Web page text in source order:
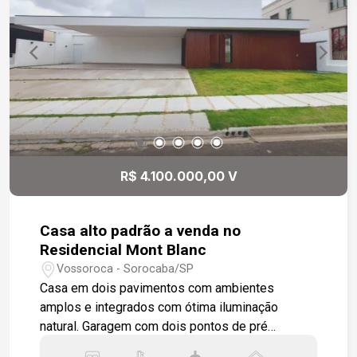
R$ 4.100.000,00 V
Casa alto padrão a venda no
Residencial Mont Blanc
Vossoroca - Sorocaba/SP
Casa em dois pavimentos com ambientes
amplos e integrados com ótima iluminação
natural. Garagem com dois pontos de pré